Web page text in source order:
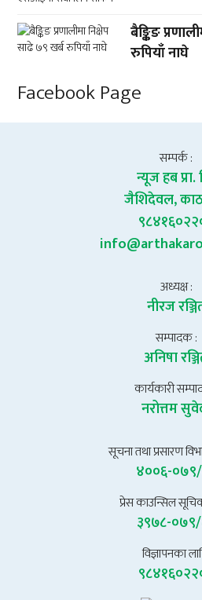
बैङ्किङ
रुपियाँ नाघे
Facebook Page
सम्पर्क :
न्यूज हब प्रा.
जैशिदेवल,
अध्यक्ष :
नीरज
सम्पादक :
अनिषा
कार्यकारी
नरोत्तम
सूचना तथा प्रसारण
४००६-
प्रेस काउन्सिल
३९७८-
विज्ञापनका